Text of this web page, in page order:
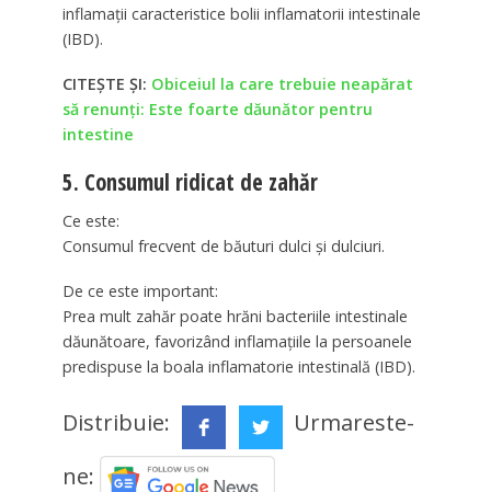
inflamații caracteristice bolii inflamatorii intestinale
(IBD).
CITEȘTE ȘI: Obiceiul la care trebuie neapărat
să renunți: Este foarte dăunător pentru
intestine
5. Consumul ridicat de zahăr
Ce este:
Consumul frecvent de băuturi dulci și dulciuri.
De ce este important:
Prea mult zahăr poate hrăni bacteriile intestinale
dăunătoare, favorizând inflamațiile la persoanele
predispuse la boala inflamatorie intestinală (IBD).
Distribuie:
Urmareste-
ne: